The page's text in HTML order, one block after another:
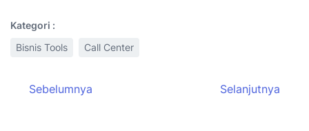
Kategori :
Bisnis Tools
Call Center
Sebelumnya Selanjutnya